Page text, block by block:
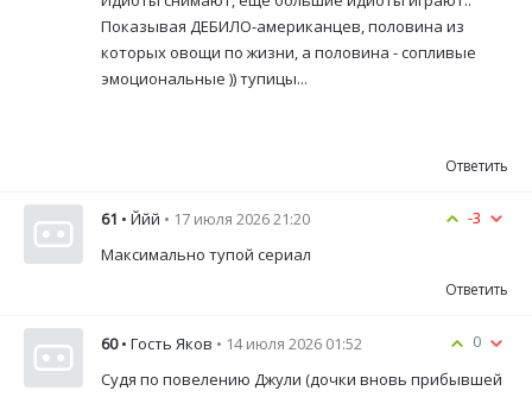
Показывая ДЕБИЛО-американцев, половина из
которых овощи по жизни, а половина - сопливые
эмоциональные )) тупицы...
Ответить
-3
61 • Ййй • 17 июля 2026 21:20
Максимально тупой сериал
Ответить
0
60 • Гость Яков • 14 июля 2026 01:52
Судя по повелению Джули (дочки вновь прибывшей